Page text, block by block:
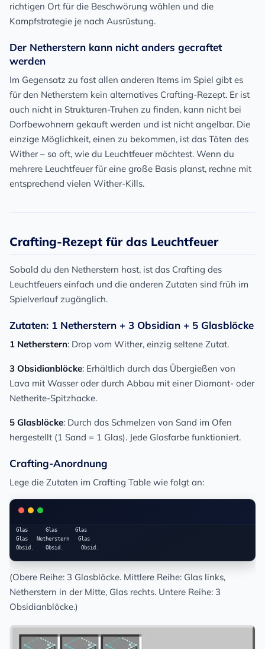
richtigen Ort für die Beschwörung wählen und die
Kampfstrategie je nach Ausrüstung.
Der Netherstern kann nicht anders gecraftet
werden
Im Gegensatz zu fast allen anderen Items im Spiel gibt es
für den Netherstern kein alternatives Crafting-Rezept. Er ist
auch nicht in Strukturen-Truhen zu finden, kann nicht bei
Dorfbewohnern gekauft werden und ist nicht angelbar. Die
einzige Möglichkeit, einen zu bekommen, ist das Töten des
Wither – so oft, wie du Leuchtfeuer möchtest. Wenn du
mehrere Leuchtfeuer für eine große Basis planst, rechne mit
entsprechend vielen Wither-Kills.
Crafting-Rezept für das Leuchtfeuer
Sobald du den Netherstern hast, ist das Crafting des
Leuchtfeuers einfach und die anderen Zutaten sind früh im
Spielverlauf zugänglich.
Zutaten: 1 Netherstern + 3 Obsidian + 5 Glasblöcke
1 Netherstern: Drop vom Wither, einzig seltene Zutat.
3 Obsidianblöcke: Erhältlich durch das Übergießen von
Lava mit Wasser oder durch Abbau mit einer Diamant- oder
Netherite-Spitzhacke.
5 Glasblöcke: Durch das Schmelzen von Sand im Ofen
hergestellt (1 Sand = 1 Glas). Jede Glasfarbe funktioniert.
Crafting-Anordnung
Lege die Zutaten im Crafting Table wie folgt an:
Glas      Glas      Glas
Glas   Netherstern   Glas
(Obere Reihe: 3 Glasblöcke. Mittlere Reihe: Glas links,
Netherstern in der Mitte, Glas rechts. Untere Reihe: 3
Obsidianblöcke.)